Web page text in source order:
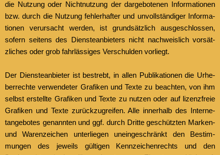
die Nutzung oder Nicht­nutzung der darge­bote­nen Infor­ma­tio­nen
bzw. durch die Nutzung fehler­hafter und unvoll­ständi­ger Infor­ma­
tio­nen verur­sacht wer­den, ist grund­sät­zlich aus­geschlossen,
sofern seit­ens des Dien­stean­bi­eters nicht nach­weis­lich vorsät­
zlich­es oder grob fahrläs­siges Ver­schulden vor­liegt.
Der Dien­stean­bi­eter ist bestrebt, in allen Pub­lika­tio­nen die Urhe­
ber­rechte ver­wen­de­ter Grafiken und Texte zu beacht­en, von ihm
selb­st erstellte Grafiken und Texte zu nutzen oder auf lizen­zfreie
Grafiken und Texte zurück­zu­greifen. Alle inner­halb des Inter­ne­
tange­botes genan­nten und ggf. durch Dritte geschützten Marken-
und Waren­ze­ichen unter­liegen uneingeschränkt den Bes­tim­
mungen des jew­eils gülti­gen Kennze­ichen­rechts und den